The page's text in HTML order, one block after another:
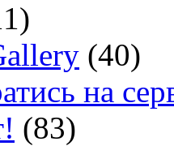
(40)
на
(83)